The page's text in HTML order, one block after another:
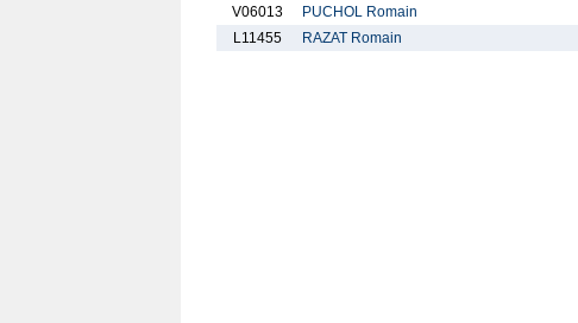
V06013
PUCHOL Romain
L11455
RAZAT Romain